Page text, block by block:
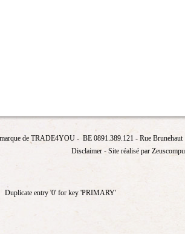
de TRADE4YOU- BE 0891.389.121 - Rue
Disclaimer- Site réalisé par
Duplicate entry '0' for key 'PRIMARY'